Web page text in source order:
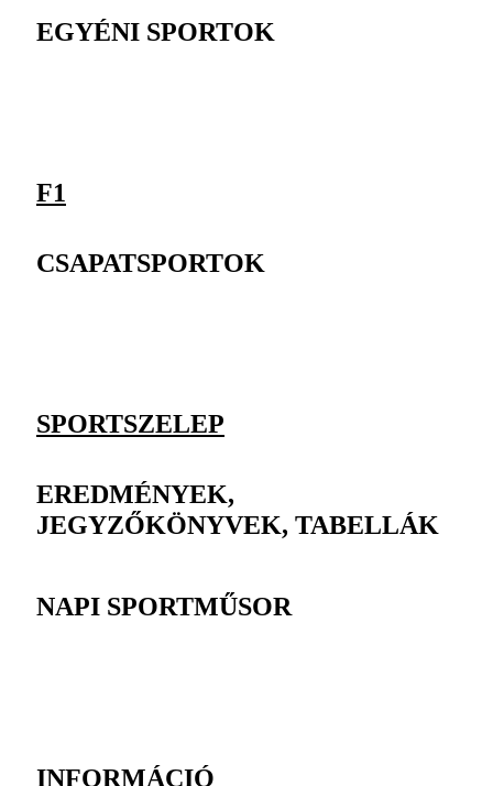
EGYÉNI SPORTOK
F1
CSAPATSPORTOK
SPORTSZELEP
EREDMÉNYEK,
JEGYZŐKÖNYVEK, TABELLÁK
NAPI SPORTMŰSOR
INFORMÁCIÓ